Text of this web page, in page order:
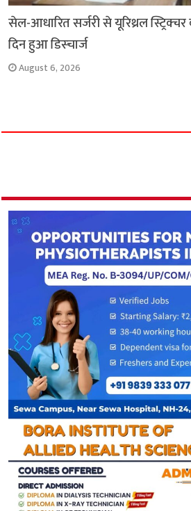
सेल-आधारित सर्जरी से यूरिथ्रल
दिन हुआ डिस्चार्ज
August 6, 2026